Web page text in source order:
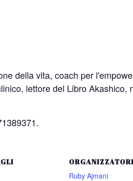
della vita, coach per
lettore del Libro Akashico,
Ruby Ajmani